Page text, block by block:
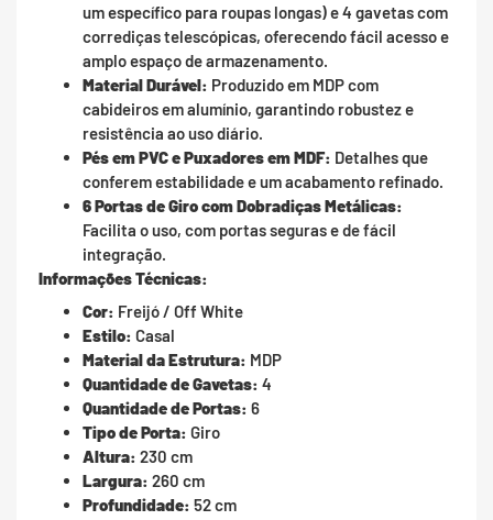
um específico para roupas longas) e 4 gavetas com
corrediças telescópicas, oferecendo fácil acesso e
amplo espaço de armazenamento.
Material Durável: Produzido em MDP com
cabideiros em alumínio, garantindo robustez e
resistência ao uso diário.
Pés em PVC e Puxadores em MDF: Detalhes que
conferem estabilidade e um acabamento refinado.
6 Portas de Giro com Dobradiças Metálicas:
Facilita o uso, com portas seguras e de fácil
integração.
Informações Técnicas:
Cor: Freijó / Off White
Estilo: Casal
Material da Estrutura: MDP
Quantidade de Gavetas: 4
Quantidade de Portas: 6
Tipo de Porta: Giro
Altura: 230 cm
Largura: 260 cm
Profundidade: 52 cm